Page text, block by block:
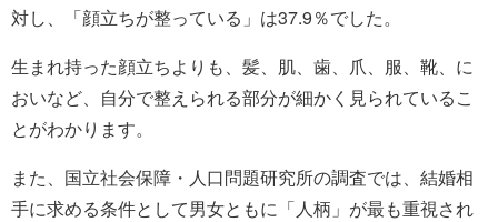
対し、「顔立ちが整っている」は37.9％でした。
生まれ持った顔立ちよりも、髪、肌、歯、爪、服、靴、に
おいなど、自分で整えられる部分が細かく見られているこ
とがわかります。
また、国立社会保障・人口問題研究所の調査では、結婚相
手に求める条件として男女ともに「人柄」が最も重視され